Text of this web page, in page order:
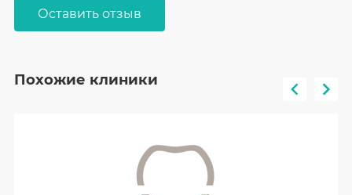
Оставить отзыв
Похожие клиники